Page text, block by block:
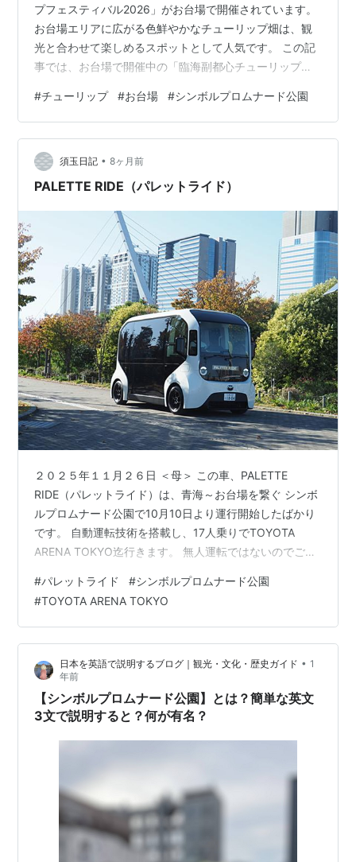
プフェスティバル2026」がお台場で開催されています。
お台場エリアに広がる色鮮やかなチューリップ畑は、観
光と合わせて楽しめるスポットとして人気です。 この記
事では、お台場で開催中の「臨海副都心チューリップフ
心チューリップフェスティバル2026」について お台場で
チューリップ鑑賞！ 「臨海副都心チューリップフェステ
ィバル2026」について 臨海副都心チューリップフェステ
ィバル2026は、シンボルプロムナード公園一帯の花壇で
多彩なチューリップが咲き誇るイベントです。 会場はシ
#チューリップ #お台場 #シンボルプロムナード公園
須玉日記 • 8ヶ月前
PALETTE RIDE（パレットライド）
２０２５年１１月２６日 ＜母＞ この車、PALETTE
RIDE（パレットライド）は、青海～お台場を繋ぐ シンボ
ルプロムナード公園で10月10日より運行開始したばかり
です。 自動運転技術を搭載し、17人乗りでTOYOTA
ARENA TOKYO迄行きます。 無人運転ではないのでご安
これは、風力発電と太陽光発電です。 暫くは運賃無料の
こと。
#パレットライド #シンボルプロムナード公園
#TOYOTA ARENA TOKYO
日本を英語で説明するブログ｜観光・文化・歴史ガイド • 1
年前
【シンボルプロムナード公園】とは？簡単な英文
3文で説明すると？何が有名？